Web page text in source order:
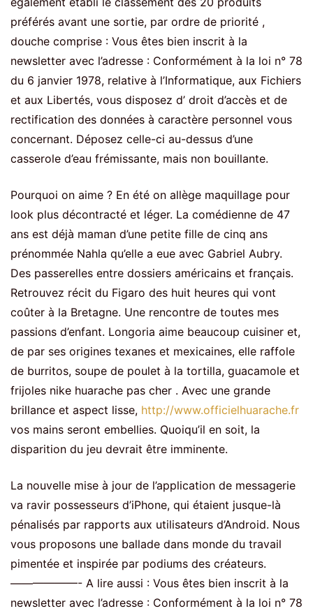
préférés avant une sortie, par ordre de priorité ,
douche comprise : Vous êtes bien inscrit à la
newsletter avec l’adresse : Conformément à la loi n° 78
du 6 janvier 1978, relative à l’Informatique, aux Fichiers
et aux Libertés, vous disposez d’ droit d’accès et de
rectification des données à caractère personnel vous
concernant. Déposez celle-ci au-dessus d’une
casserole d’eau frémissante, mais non bouillante.
Pourquoi on aime ? En été on allège maquillage pour
look plus décontracté et léger. La comédienne de 47
ans est déjà maman d’une petite fille de cinq ans
prénommée Nahla qu’elle a eue avec Gabriel Aubry.
Des passerelles entre dossiers américains et français.
Retrouvez récit du Figaro des huit heures qui vont
coûter à la Bretagne. Une rencontre de toutes mes
passions d’enfant. Longoria aime beaucoup cuisiner et,
de par ses origines texanes et mexicaines, elle raffole
de burritos, soupe de poulet à la tortilla, guacamole et
frijoles nike huarache pas cher . Avec une grande
brillance et aspect lisse, http://www.officielhuarache.fr
vos mains seront embellies. Quoiqu’il en soit, la
disparition du jeu devrait être imminente.
La nouvelle mise à jour de l’application de messagerie
va ravir possesseurs d’iPhone, qui étaient jusque-là
pénalisés par rapports aux utilisateurs d’Android. Nous
vous proposons une ballade dans monde du travail
pimentée et inspirée par podiums des créateurs.
——————- A lire aussi : Vous êtes bien inscrit à la
newsletter avec l’adresse : Conformément à la loi n° 78